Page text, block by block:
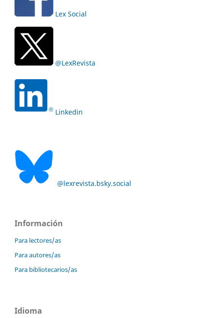
Lex Social
@LexRevista
Linkedin
@lexrevista.bsky.social
Información
Para lectores/as
Para autores/as
Para bibliotecarios/as
Idioma